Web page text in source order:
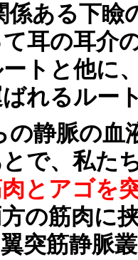
係ある下瞼
耳の耳介
トと他に
れるルー
の静脈の血
で、私た
とアゴを
の筋肉に
翼突筋静脈